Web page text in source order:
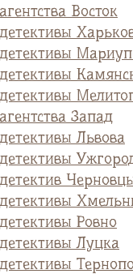
Восток
Запад
Львова
Ровно
Луцка